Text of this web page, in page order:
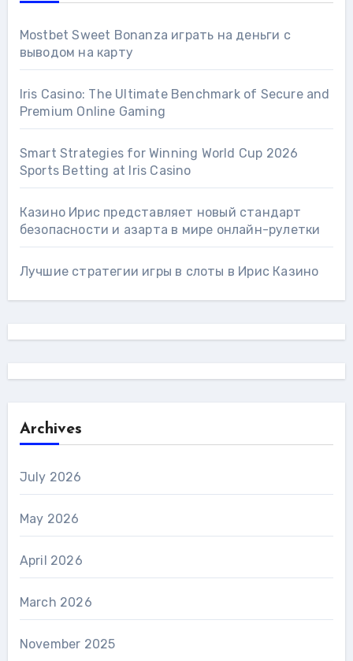
Mostbet Sweet Bonanza играть на деньги с
выводом на карту
Iris Casino: The Ultimate Benchmark of Secure and
Premium Online Gaming
Smart Strategies for Winning World Cup 2026
Sports Betting at Iris Сasino
Казино Ирис представляет новый стандарт
безопасности и азарта в мире онлайн-рулетки
Лучшие стратегии игры в слоты в Ирис Казино
Archives
July 2026
May 2026
April 2026
March 2026
November 2025